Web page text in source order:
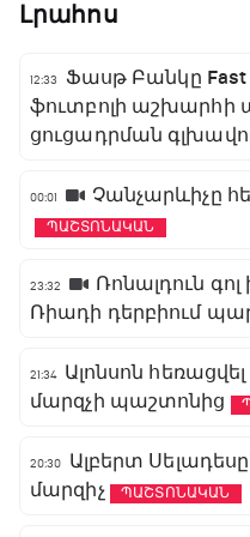
Լրահոս
12:33
Ֆասթ Բանկը Fast
ֆուտբոլի աշխարհի
ցուցադրման
00:01 Չանչարևիչը
ՊԱՇՏՈՆԱԿԱՆ
23:32
Ռոնալդուն
Ռիադի դերբիում
21:34 Ալոնսոն
մարզչի պաշտոնից
20:30
Ալբերտ
մարզիչ
ՊԱՇՏՈՆԱԿԱՆ